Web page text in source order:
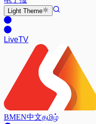
Light Theme
LiveTV
BMEN中文தமிழ்